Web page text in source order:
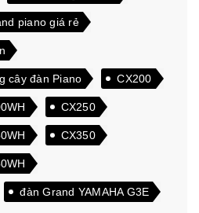
piano giá rẻ
cây đàn Piano CX200
CX250
CX350
đàn Grand YAMAHA G3E